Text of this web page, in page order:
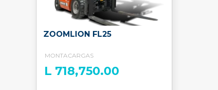
ZOOMLION FL25
MONTACARGAS
L 718,750.00